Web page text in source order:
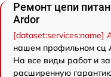
Ремонт цепи
Ardor
[dataset:services:name]
нашем профильном сц
На все виды работ и
расширенную